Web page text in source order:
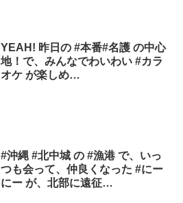
YEAH! 昨日の #本番#名護 の中心
地！で、みんなでわいわい #カラ
オケ が楽しめ…
#沖縄 #北中城 の #漁港 で、いっ
つも会って、仲良くなった #にー
にー が、北部に遠征…